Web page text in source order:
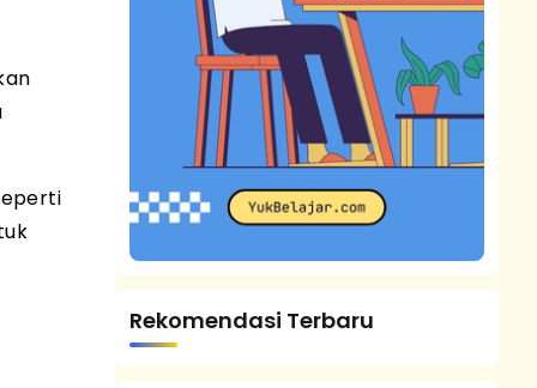
Rekomendasi Terbaru